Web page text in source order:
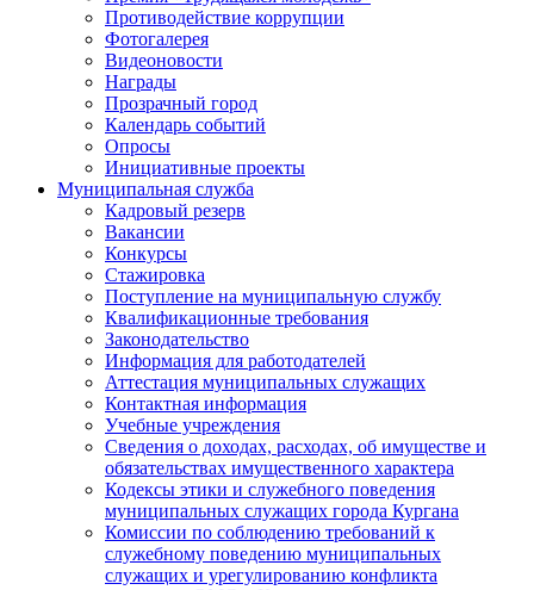
Противодействие коррупции
Фотогалерея
Видеоновости
Награды
Прозрачный город
Календарь событий
Опросы
Инициативные проекты
Муниципальная служба
Кадровый резерв
Вакансии
Конкурсы
Стажировка
Поступление на муниципальную службу
Квалификационные требования
Законодательство
Информация для работодателей
Аттестация муниципальных служащих
Контактная информация
Учебные учреждения
Сведения о доходах, расходах, об имуществе и
обязательствах имущественного характера
Кодексы этики и служебного поведения
муниципальных служащих города Кургана
Комиссии по соблюдению требований к
служебному поведению муниципальных
служащих и урегулированию конфликта